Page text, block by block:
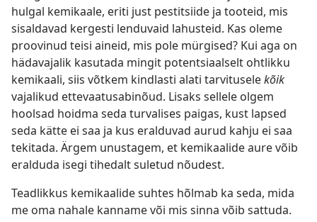
hulgal kemikaale, eriti just pestitsiide ja tooteid, mis
sisaldavad kergesti lenduvaid lahusteid. Kas oleme
proovinud teisi aineid, mis pole mürgised? Kui aga on
hädavajalik kasutada mingit potentsiaalselt ohtlikku
kemikaali, siis võtkem kindlasti alati tarvituselekõik
vajalikud ettevaatusabinõud. Lisaks sellele olgem
hoolsad hoidma seda turvalises paigas, kust lapsed
seda kätte ei saa ja kus eralduvad aurud kahju ei saa
tekitada. Ärgem unustagem, et kemikaalide aure võib
eralduda isegi tihedalt suletud nõudest.
Teadlikkus kemikaalide suhtes hõlmab ka seda, mida
me oma nahale kanname või mis sinna võib sattuda.